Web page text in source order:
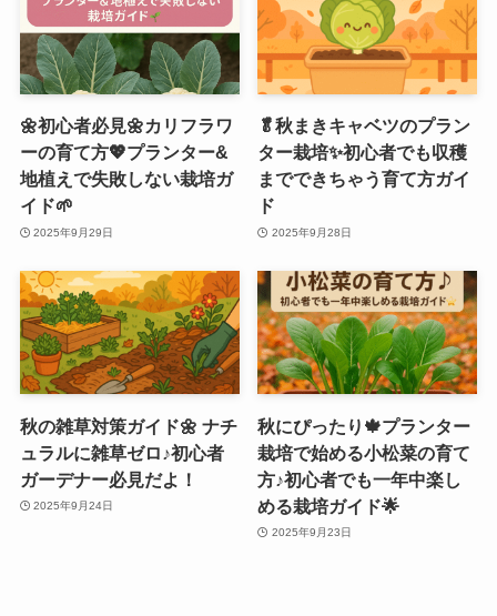
🌼初心者必見🌼カリフラワ
ーの育て方💖プランター&
地植えで失敗しない栽培ガ
イド🌱
2025年9月29日
🥬秋まきキャベツのプラン
ター栽培✨初心者でも収穫
までできちゃう育て方ガイ
ド
2025年9月28日
秋の雑草対策ガイド🌼 ナチ
ュラルに雑草ゼロ♪初心者
ガーデナー必見だよ！
2025年9月24日
秋にぴったり🍁プランター
栽培で始める小松菜の育て
方♪初心者でも一年中楽し
める栽培ガイド🌟
2025年9月23日